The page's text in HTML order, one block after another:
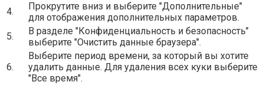
4.
Прокрутите вниз и выберите "Дополнительные"
для отображения дополнительных параметров.
5.
В разделе "Конфиденциальность и безопасность"
выберите "Очистить данные браузера".
6.
Выберите период времени, за который вы хотите
удалить данные. Для удаления всех куки выберите
"Все время".